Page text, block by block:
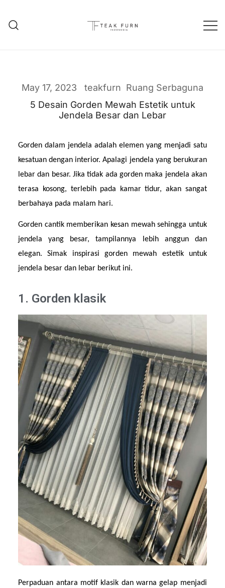
May 17, 2023 teakfurn Ruang Serbaguna
5 Desain Gorden Mewah Estetik untuk
Jendela Besar dan Lebar
Gorden dalam jendela adalah elemen yang menjadi satu
kesatuan dengan interior. Apalagi jendela yang berukuran
lebar dan besar. Jika tidak ada gorden maka jendela akan
terasa kosong, terlebih pada kamar tidur, akan sangat
berbahaya pada malam hari.
Gorden cantik memberikan kesan mewah sehingga untuk
jendela yang besar, tampilannya lebih anggun dan
elegan. Simak inspirasi gorden mewah estetik untuk
jendela besar dan lebar berikut ini.
1. Gorden klasik
Perpaduan antara motif klasik dan warna gelap menjadi